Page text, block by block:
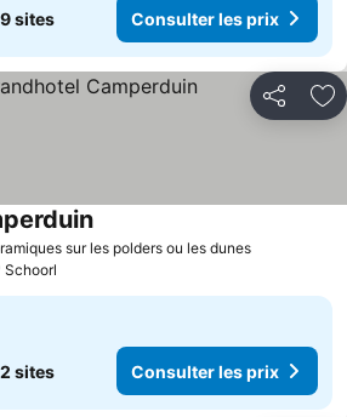
9 sites Consulter les prix
Partager
sur les polders ou les dunes
Schoorl
2 sites Consulter les prix